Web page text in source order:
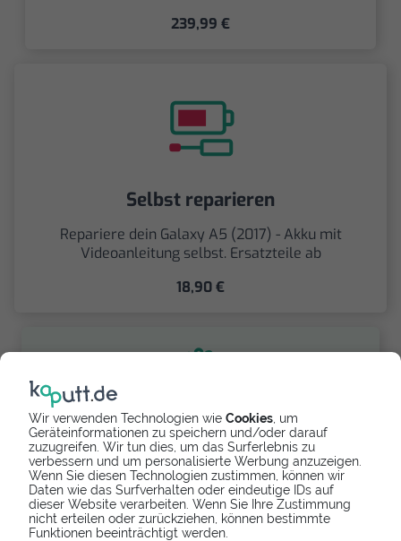
Wir verwenden Technologien wie Cookies , um
Geräteinformationen zu speichern und/oder darauf
zuzugreifen. Wir tun dies, um das Surferlebnis zu
verbessern und um personalisierte Werbung anzuzeigen.
Wenn Sie diesen Technologien zustimmen, können wir
Daten wie das Surfverhalten oder eindeutige IDs auf
dieser Website verarbeiten. Wenn Sie Ihre Zustimmung
nicht erteilen oder zurückziehen, können bestimmte
Funktionen beeinträchtigt werden.
239,99 €
Selbst reparieren
Repariere dein Galaxy A5 (2017) - Akku mit
Videoanleitung selbst. Ersatzteile ab
18,90 €
Spenden
Spende Dein Gerät über
handysfuerdieumwelt.de
für einen guten Zweck.